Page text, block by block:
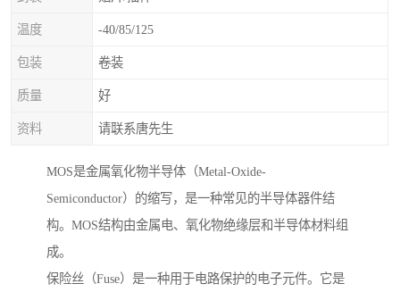
温度 -40/85/125
包装 卷装
质量 好
资料 请联系唐先生
MOS是金属氧化物半导体（Metal-Oxide-
Semiconductor）的缩写，是一种常见的半导体器件结
构。MOS结构由金属电、氧化物绝缘层和半导体材料组
成。
保险丝（Fuse）是一种用于电路保护的电子元件。它是